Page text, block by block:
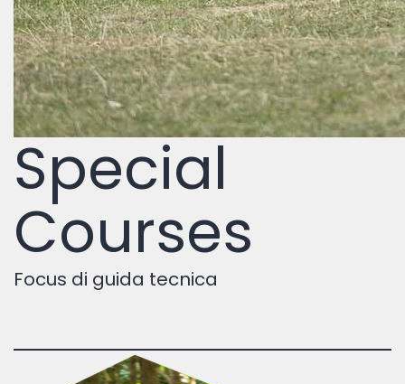
Special
Courses
Focus di guida tecnica